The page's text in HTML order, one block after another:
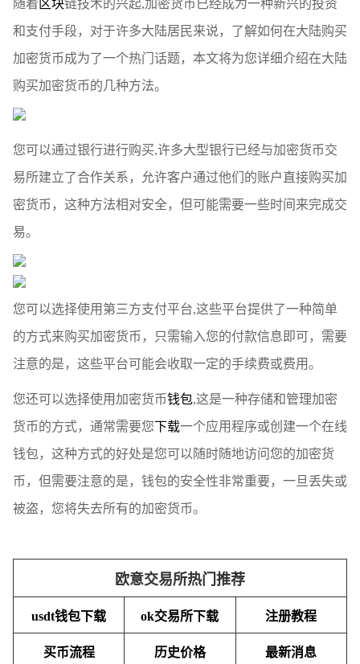
随着 区块链技术的兴起,加密货币已经成为一种新兴的投资
和支付手段，对于许多大陆居民来说，了解如何在大陆购买
加密货币成为了一个热门话题，本文将为您详细介绍在大陆
购买加密货币的几种方法。
您可以通过银行进行购买,许多大型银行已经与加密货币交
易所建立了合作关系，允许客户通过他们的账户直接购买加
密货币，这种方法相对安全，但可能需要一些时间来完成交
易。
您可以选择使用第三方支付平台,这些平台提供了一种简单
的方式来购买加密货币，只需输入您的付款信息即可，需要
注意的是，这些平台可能会收取一定的手续费或费用。
您还可以选择使用加密货币钱包,这是一种存储和管理加密
货币的方式，通常需要您下载一个应用程序或创建一个在线
钱包，这种方式的好处是您可以随时随地访问您的加密货
币，但需要注意的是，钱包的安全性非常重要，一旦丢失或
被盗，您将失去所有的加密货币。
欧意交易所热门推荐
usdt钱包下载 ok交易所下载 注册教程
买币流程 历史价格 最新消息